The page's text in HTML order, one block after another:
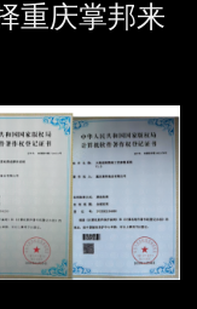
重庆掌邦来